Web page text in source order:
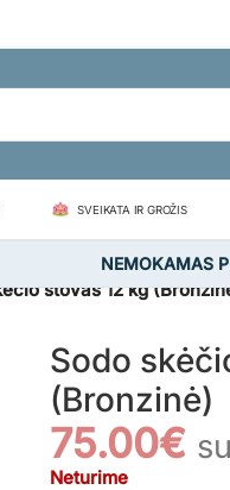
SVEIKATA IR GROŽIS
NEMOKAMAS
stovas 12 kg
Sodo
(Bronzinė)
75.00€
Neturime